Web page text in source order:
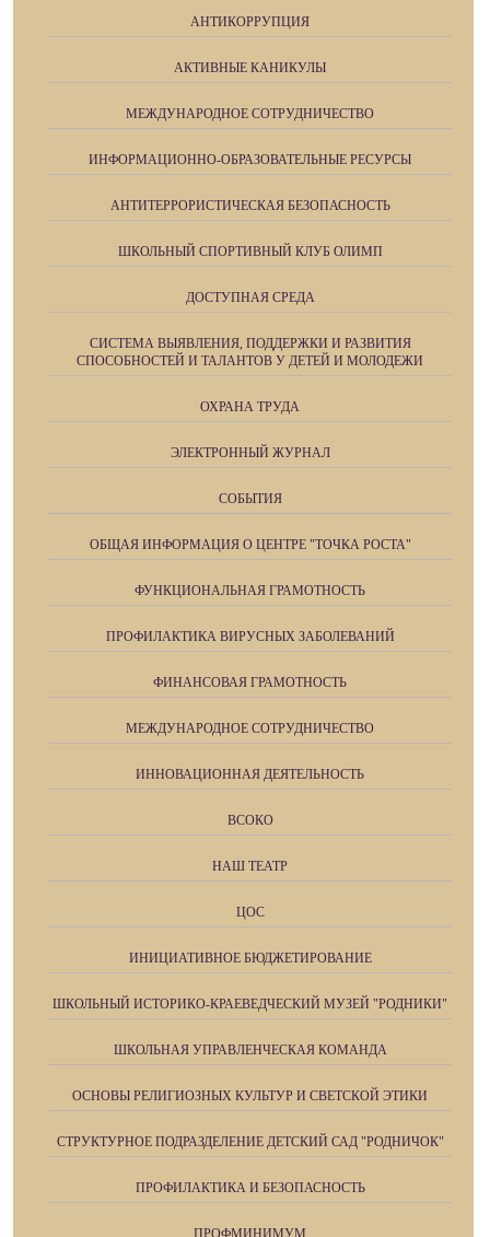
АНТИКОРРУПЦИЯ
АКТИВНЫЕ КАНИКУЛЫ
МЕЖДУНАРОДНОЕ СОТРУДНИЧЕСТВО
ИНФОРМАЦИОННО-ОБРАЗОВАТЕЛЬНЫЕ РЕСУРСЫ
АНТИТЕРРОРИСТИЧЕСКАЯ БЕЗОПАСНОСТЬ
ШКОЛЬНЫЙ СПОРТИВНЫЙ КЛУБ ОЛИМП
ДОСТУПНАЯ СРЕДА
СИСТЕМА ВЫЯВЛЕНИЯ, ПОДДЕРЖКИ И РАЗВИТИЯ
СПОСОБНОСТЕЙ И ТАЛАНТОВ У ДЕТЕЙ И МОЛОДЕЖИ
ОХРАНА ТРУДА
ЭЛЕКТРОННЫЙ ЖУРНАЛ
СОБЫТИЯ
ОБЩАЯ ИНФОРМАЦИЯ О ЦЕНТРЕ "ТОЧКА РОСТА"
ФУНКЦИОНАЛЬНАЯ ГРАМОТНОСТЬ
ПРОФИЛАКТИКА ВИРУСНЫХ ЗАБОЛЕВАНИЙ
ФИНАНСОВАЯ ГРАМОТНОСТЬ
МЕЖДУНАРОДНОЕ СОТРУДНИЧЕСТВО
ИННОВАЦИОННАЯ ДЕЯТЕЛЬНОСТЬ
ВСОКО
НАШ ТЕАТР
ЦОС
ИНИЦИАТИВНОЕ БЮДЖЕТИРОВАНИЕ
ШКОЛЬНЫЙ ИСТОРИКО-КРАЕВЕДЧЕСКИЙ МУЗЕЙ "РОДНИКИ"
ШКОЛЬНАЯ УПРАВЛЕНЧЕСКАЯ КОМАНДА
ОСНОВЫ РЕЛИГИОЗНЫХ КУЛЬТУР И СВЕТСКОЙ ЭТИКИ
СТРУКТУРНОЕ ПОДРАЗДЕЛЕНИЕ ДЕТСКИЙ САД "РОДНИЧОК"
ПРОФИЛАКТИКА И БЕЗОПАСНОСТЬ
ПРОФМИНИМУМ